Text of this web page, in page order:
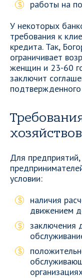
работы на
У некоторых
требования к
кредита. Так,
ограничивает
женщин и 23-60
заключит
Для предприятий,
условии:
наличия
движением
заключения